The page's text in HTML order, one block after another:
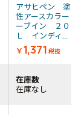
アサヒペン 塗
性アースカラー
ーブイン ２００
Ｌ インディ...
￥1,371 税抜
在庫数
在庫なし